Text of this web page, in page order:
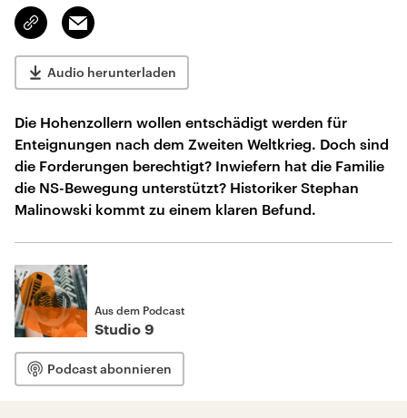
Link
kopieren/teilen
Email
Audio herunterladen
Die Hohenzollern wollen entschädigt werden für
Enteignungen nach dem Zweiten Weltkrieg. Doch sind
die Forderungen berechtigt? Inwiefern hat die Familie
die NS-Bewegung unterstützt? Historiker Stephan
Malinowski kommt zu einem klaren Befund.
Aus dem Podcast
Studio 9
Podcast abonnieren